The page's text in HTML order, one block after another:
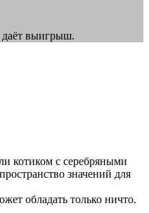
даёт выигрыш.
котиком с серебряными
значений для
обладать только ничто.